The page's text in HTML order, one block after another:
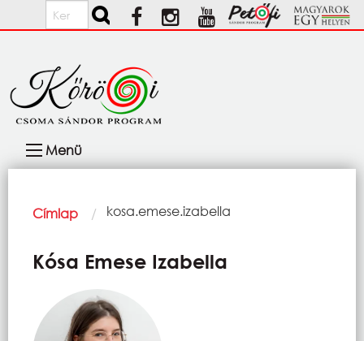
Ugrás a tartalomra
Keresés
navigáció
Menü
Morzsa
Címlap Current:
kosa.emese.izabella
Kósa Emese Izabella